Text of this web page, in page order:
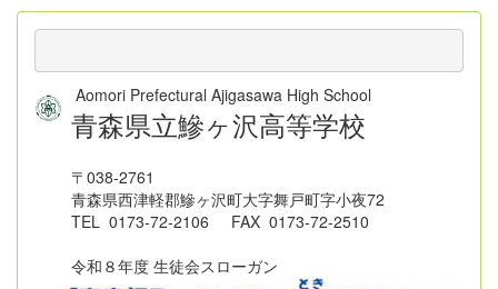
Aomori Prefectural Ajigasawa High School
青森県立鰺ヶ沢高等学校
〒038-2761
青森県西津軽郡鰺ヶ沢町大字舞戸町字小夜72
TEL 0173-72-2106 FAX 0173-72-2510
令和８年度 生徒会スローガン